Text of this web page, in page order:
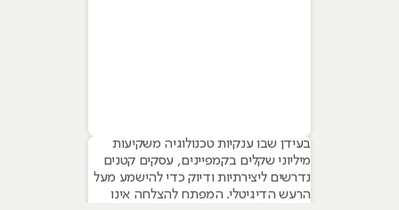
בעידן שבו ענקיות טכנולוגיה משקיעות
מיליוני שקלים בקמפיינים, עסקים קטנים
נדרשים ליצירתיות ודיוק כדי להישמע מעל
הרעש הדיגיטלי. המפתח להצלחה אינו